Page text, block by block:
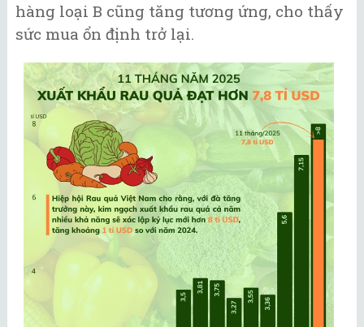
hàng loại B cũng tăng tương ứng, cho thấy
sức mua ổn định trở lại.